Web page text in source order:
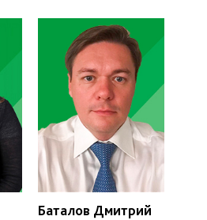
Баталов Дмитрий